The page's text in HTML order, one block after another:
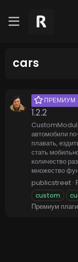
cars
ПРЕМИУМ
1.2.2
автомобили
плавать,
стать
количество
множество
publicstreet
custom
Премиум